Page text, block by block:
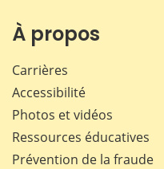
À propos
Carrières
Accessibilité
Photos et vidéos
Ressources éducatives
Prévention de la fraude